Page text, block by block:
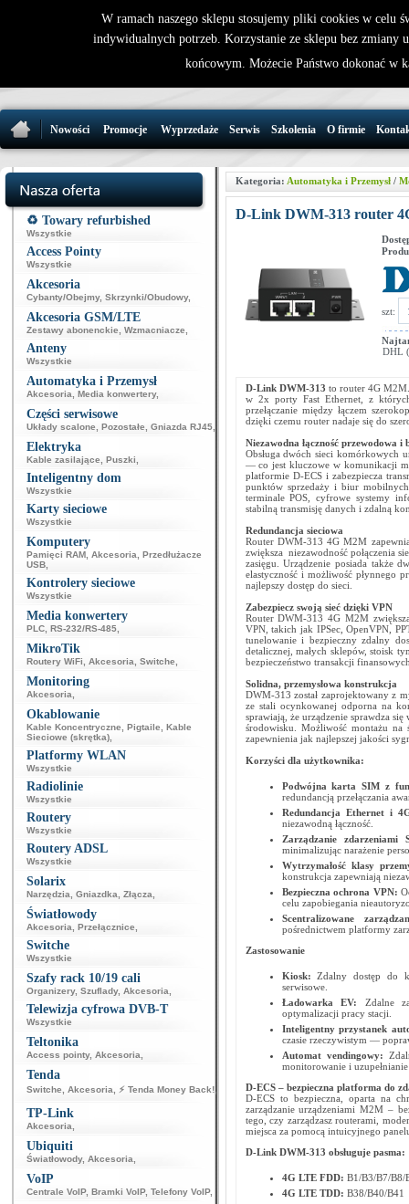
32 721 86
Nowości Promocje Wyprzedaże Serwis Szkolenia O firmie
♻️ Towary refurbished
Wszystkie
Access Pointy
Wszystkie
Akcesoria
Cybanty/Obejmy, Skrzynki/Obudowy,
Akcesoria GSM/LTE
Zestawy abonenckie Wzmacniacze
Anteny
Wszystkie
Automatyka i Przemysł
Akcesoria Media konwertery,
Części serwisowe
Układy scalone Pozostałe Gniazda RJ45
Elektryka
Kable zasilające Puszki
Inteligentny dom
Wszystkie
Karty sieciowe
Wszystkie
Komputery
Pamięci RAM Akcesoria
Przedłużacze
USB
Kontrolery sieciowe
Wszystkie
Media konwertery
PLC RS-232/RS-485
MikroTik
Routery WiFi Akcesoria Switche
Monitoring
Akcesoria
Okablowanie
Kable Koncentryczne Pigtaile
Kable
Sieciowe (skrętka)
Platformy WLAN
Wszystkie
Radiolinie
Wszystkie
Routery
Wszystkie
Routery ADSL
Wszystkie
Solarix
Narzędzia Gniazdka Złącza
Światłowody
Akcesoria Przełącznice
Switche
Wszystkie
Szafy rack 10/19 cali
Organizery, Szuflady, Akcesoria
Telewizja cyfrowa DVB-T
Wszystkie
Teltonika
Access pointy, Akcesoria
Tenda
Switche Akcesoria ⚡ Tenda Money Back!
TP-Link
Akcesoria
Ubiquiti
Światłowody, Akcesoria
VoIP
Centrale VoIP, Bramki VoIP, Telefony VoIP,
Kategoria: Automatyka i Przemysł/
D-Link DWM-313 router
szt:
DHL
D-Link DWM-313 to router 4G
w 2x porty Fast Ethernet, z
przełączanie między łączem
dzięki czemu router nadaje się do
Niezawodna łączność przewodowa
Obsługa dwóch sieci komórkowych
— co jest kluczowe w komunikacji
platformie D-ECS i zabezpiecza
punktów sprzedaży i biur mobilnych
terminale POS, cyfrowe systemy
stabilną transmisję danych i zdalną
Redundancja sieciowa
Router DWM-313 4G M2M
zwiększa niezawodność połączenia
zasięgu. Urządzenie posiada także
elastyczność i możliwość płynnego
najlepszy dostęp do sieci.
Zabezpiecz swoją sieć dzięki VPN
Router DWM-313 4G M2M
VPN, takich jak IPSec, OpenVPN,
tunelowanie i bezpieczny zdalny
detalicznej, małych sklepów, stoisk
bezpieczeństwo transakcji
Solidna, przemysłowa konstrukcja
DWM-313 został zaprojektowany z
ze stali ocynkowanej odporna na
sprawiają, że urządzenie sprawdza
środowisku. Możliwość montażu
zapewnienia jak najlepszej jakości
Korzyści dla użytkownika:
Podwójna karta SIM z
redundancją przełączania
Redundancja Ethernet i
niezawodną łączność.
Zarządzanie zdarzeniami
minimalizując narażenie
Wytrzymałość klasy
konstrukcja zapewniają
Bezpieczna ochrona VPN:
celu zapobiegania
Scentralizowane
pośrednictwem platformy
Zastosowanie
Kiosk:Zdalny dostęp do
serwisowe.
Ładowarka EV: Zdalne
optymalizacji pracy stacji.
Inteligentny przystanek
czasie rzeczywistym —
Automat vendingowy:
monitorowanie i
D-ECS – bezpieczna platforma do
D-ECS to bezpieczna, oparta na
zarządzanie urządzeniami M2M –
tego, czy zarządzasz routerami,
miejsca za pomocą intuicyjnego
D-Link DWM-313 obsługuje pasma:
4G LTE FDD: B1/B3/B7/B8/
4G LTE TDD: B38/B40/B41
W ramach naszego sklepu stosujemy pliki cookies w celu
indywidualnych potrzeb. Korzystanie ze sklepu bez zmiany
końcowym. Możecie Państwo dokonać w